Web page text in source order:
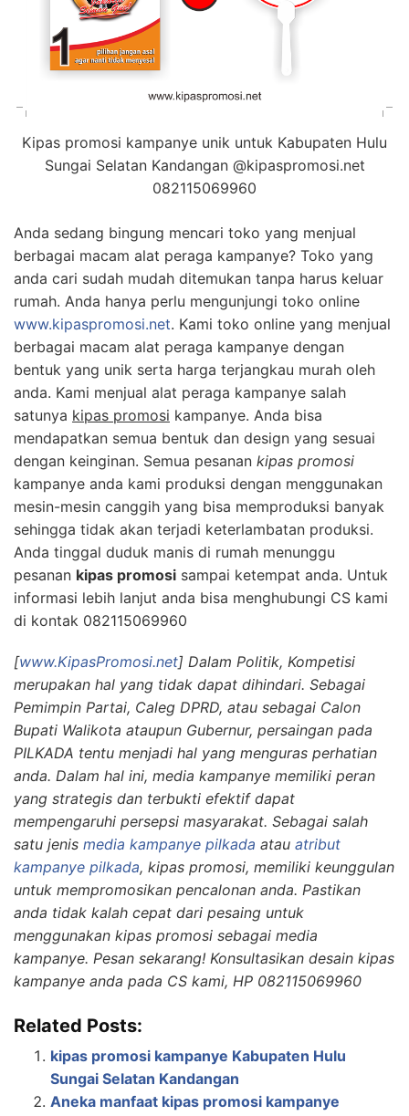
Kipas promosi kampanye unik untuk Kabupaten Hulu
Sungai Selatan Kandangan @kipaspromosi.net
082115069960
Anda sedang bingung mencari toko yang menjual
berbagai macam alat peraga kampanye? Toko yang
anda cari sudah mudah ditemukan tanpa harus keluar
rumah. Anda hanya perlu mengunjungi toko online
www.kipaspromosi.net. Kami toko online yang menjual
berbagai macam alat peraga kampanye dengan
bentuk yang unik serta harga terjangkau murah oleh
anda. Kami menjual alat peraga kampanye salah
satunya kipas promosi kampanye. Anda bisa
mendapatkan semua bentuk dan design yang sesuai
dengan keinginan. Semua pesanan kipas promosi
kampanye anda kami produksi dengan menggunakan
mesin-mesin canggih yang bisa memproduksi banyak
sehingga tidak akan terjadi keterlambatan produksi.
Anda tinggal duduk manis di rumah menunggu
pesanan kipas promosi sampai ketempat anda. Untuk
informasi lebih lanjut anda bisa menghubungi CS kami
di kontak 082115069960
[www.KipasPromosi.net] Dalam Politik, Kompetisi
merupakan hal yang tidak dapat dihindari. Sebagai
Pemimpin Partai, Caleg DPRD, atau sebagai Calon
Bupati Walikota ataupun Gubernur, persaingan pada
PILKADA tentu menjadi hal yang menguras perhatian
anda. Dalam hal ini, media kampanye memiliki peran
yang strategis dan terbukti efektif dapat
mempengaruhi persepsi masyarakat. Sebagai salah
satu jenis media kampanye pilkada atau atribut
kampanye pilkada, kipas promosi, memiliki keunggulan
untuk mempromosikan pencalonan anda. Pastikan
anda tidak kalah cepat dari pesaing untuk
menggunakan kipas promosi sebagai media
kampanye. Pesan sekarang! Konsultasikan desain kipas
kampanye anda pada CS kami, HP 082115069960
Related Posts:
kipas promosi kampanye Kabupaten Hulu
Sungai Selatan Kandangan
Aneka manfaat kipas promosi kampanye